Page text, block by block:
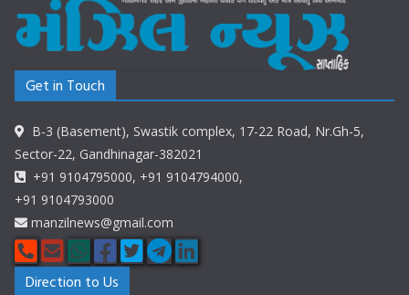
Get in Touch
B-3 (Basement), Swastik complex, 17-22 Road, Nr.Gh-5,
Sector-22, Gandhinagar-382021
+91 9104795000, +91 9104794000,
+91 9104793000
manzilnews@gmail.com
Direction to Us